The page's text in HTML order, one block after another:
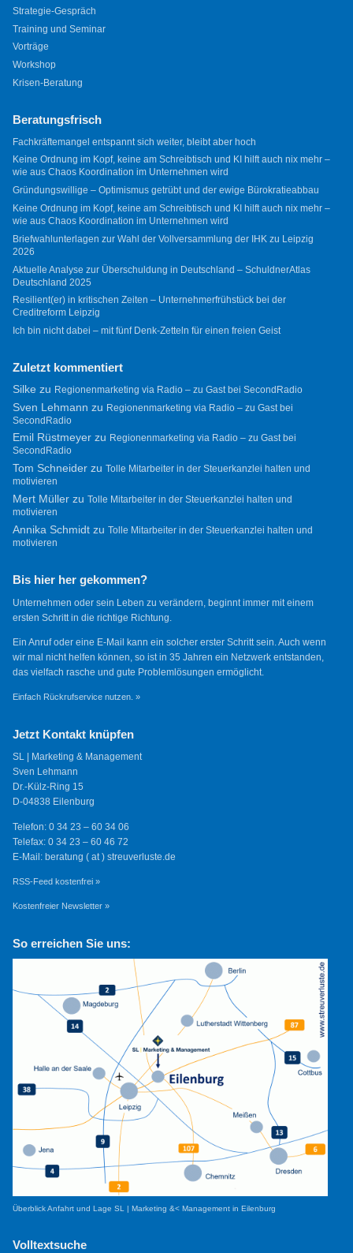
Strategie-Gespräch
Training und Seminar
Vorträge
Workshop
Krisen-Beratung
Beratungsfrisch
Fachkräftemangel entspannt sich weiter, bleibt aber hoch
Keine Ordnung im Kopf, keine am Schreibtisch und KI hilft auch nix mehr –
wie aus Chaos Koordination im Unternehmen wird
Gründungswillige – Optimismus getrübt und der ewige Bürokratieabbau
Keine Ordnung im Kopf, keine am Schreibtisch und KI hilft auch nix mehr –
wie aus Chaos Koordination im Unternehmen wird
Briefwahlunterlagen zur Wahl der Vollversammlung der IHK zu Leipzig
2026
Aktuelle Analyse zur Überschuldung in Deutschland – SchuldnerAtlas
Deutschland 2025
Resilient(er) in kritischen Zeiten – Unternehmerfrühstück bei der
Creditreform Leipzig
Ich bin nicht dabei – mit fünf Denk-Zetteln für einen freien Geist
Zuletzt kommentiert
Silkezu Regionenmarketing via Radio – zu Gast bei SecondRadio
Sven Lehmann zu Regionenmarketing via Radio – zu Gast bei
SecondRadio
Emil Rüstmeyerzu Regionenmarketing via Radio – zu Gast bei
SecondRadio
Tom Schneiderzu Tolle Mitarbeiter in der Steuerkanzlei halten und
motivieren
Mert Müllerzu Tolle Mitarbeiter in der Steuerkanzlei halten und
motivieren
Annika Schmidtzu Tolle Mitarbeiter in der Steuerkanzlei halten und
motivieren
Bis hier her gekommen?
Unternehmen oder sein Leben zu verändern, beginnt immer mit einem
ersten Schritt in die richtige Richtung.
Ein Anruf oder eine E-Mail kann ein solcher erster Schritt sein. Auch wenn
wir mal nicht helfen können, so ist in 35 Jahren ein Netzwerk entstanden,
das vielfach rasche und gute Problemlösungen ermöglicht.
Einfach Rückrufservice nutzen. »
Jetzt Kontakt knüpfen
SL | Marketing & Management
Sven Lehmann
Dr.-Külz-Ring 15
D-04838 Eilenburg
Telefon: 0 34 23 – 60 34 06
Telefax: 0 34 23 – 60 46 72
E-Mail: beratung ( at ) streuverluste.de
RSS-Feed kostenfrei »
Kostenfreier Newsletter »
So erreichen Sie uns:
Überblick Anfahrt und Lage SL | Marketing &< Management in Eilenburg
Volltextsuche